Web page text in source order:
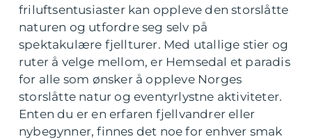
friluftsentusiaster kan oppleve den storslåtte
naturen og utfordre seg selv på
spektakulære fjellturer. Med utallige stier og
ruter å velge mellom, er Hemsedal et paradis
for alle som ønsker å oppleve Norges
storslåtte natur og eventyrlystne aktiviteter.
Enten du er en erfaren fjellvandrer eller
nybegynner, finnes det noe for enhver smak